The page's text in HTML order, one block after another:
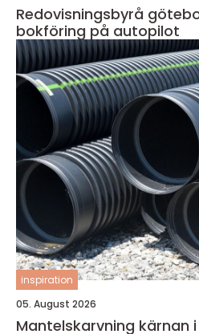
Redovisningsbyrå göteborg mer än
bokföring på autopilot
inspiration
05. August 2026
Mantelskarvning kärnan i täta och